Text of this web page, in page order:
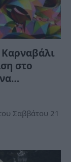
Καρναβάλι
στο
Σαββάτου 21